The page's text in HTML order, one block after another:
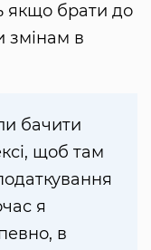
якщо брати до
змінам в
бачити
щоб там
я
в